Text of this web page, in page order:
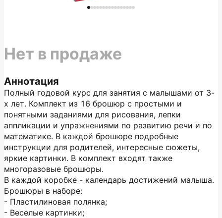
Аннотация
Полный годовой курс для занятия с малышами от 3-
х лет. Комплект из 16 брошюр с простыми и
понятными заданиями для рисования, лепки
аппликации и упражнениями по развитию речи и по
математике. В каждой брошюре подробные
инструкции для родителей, интересные сюжеты,
яркие картинки. В комплект входят также
многоразовые брошюры.
В каждой коробке - календарь достижений малыша.
Брошюры в наборе:
- Пластилиновая полянка;
- Веселые картинки;
Нет в продаже